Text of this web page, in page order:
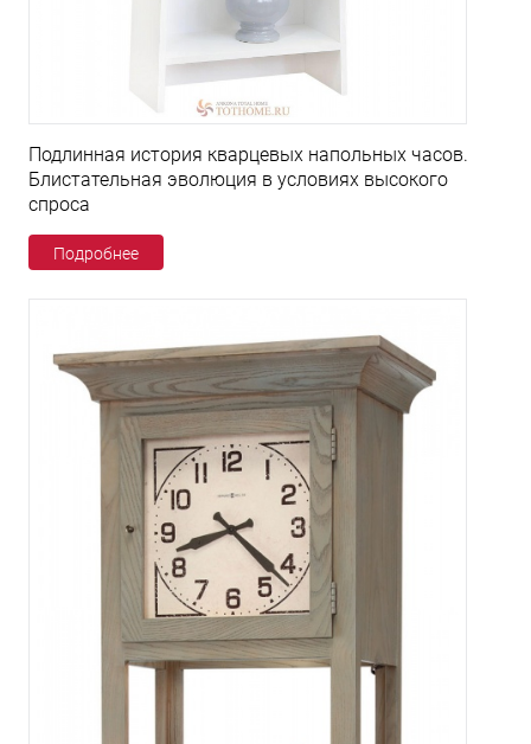
Подлинная история кварцевых напольных часов.
Блистательная эволюция в условиях высокого
спроса
Подробнее